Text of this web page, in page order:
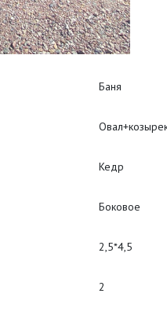
Баня
Кедр
Боковое
2,5*4,5
2